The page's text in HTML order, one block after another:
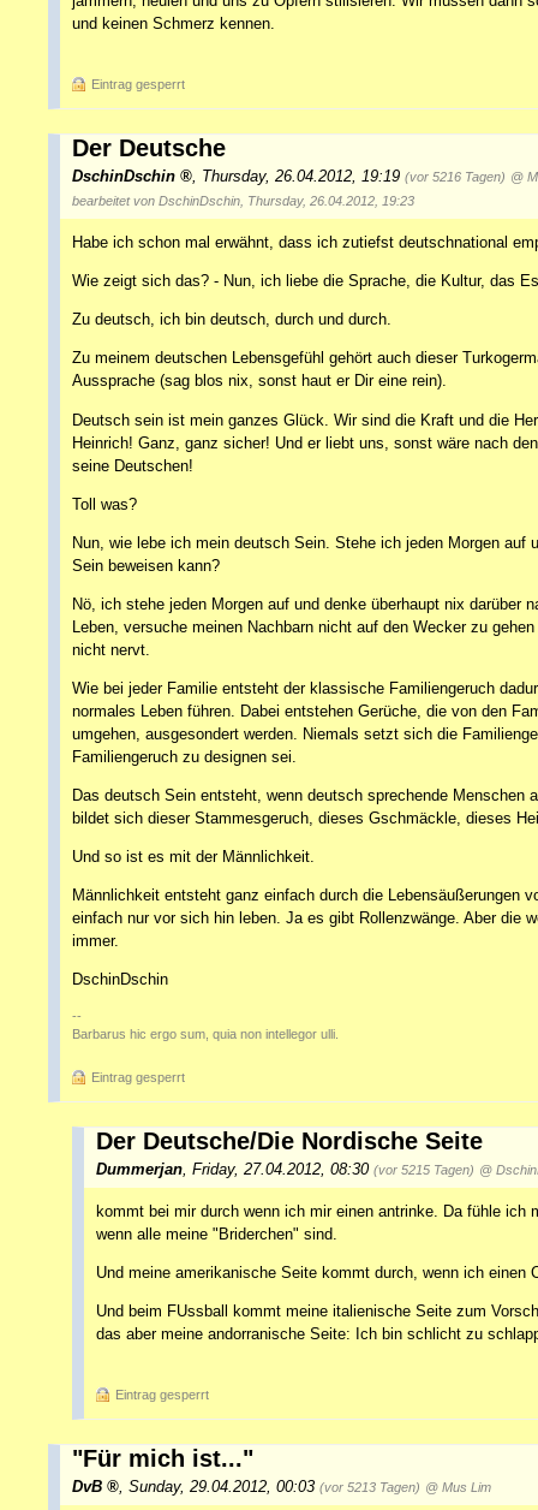
und keinen Schmerz kennen.
Eintrag gesperrt
Der Deutsche
DschinDschin , Thursday, 26.04.2012, 19:19 (vor 5216 Tagen) @
bearbeitet von DschinDschin, Thursday, 26.04.2012, 19:23
Habe ich schon mal erwähnt, dass ich zutiefst deutschnational
Wie zeigt sich das? - Nun, ich liebe die Sprache, die Kultur, das
Zu deutsch, ich bin deutsch, durch und durch.
Zu meinem deutschen Lebensgefühl gehört auch dieser
Aussprache (sag blos nix, sonst haut er Dir eine rein).
Deutsch sein ist mein ganzes Glück. Wir sind die Kraft und die
Heinrich! Ganz, ganz sicher! Und er liebt uns, sonst wäre nach
seine Deutschen!
Toll was?
Nun, wie lebe ich mein deutsch Sein. Stehe ich jeden Morgen
Sein beweisen kann?
Nö, ich stehe jeden Morgen auf und denke überhaupt nix
Leben, versuche meinen Nachbarn nicht auf den Wecker zu
nicht nervt.
Wie bei jeder Familie entsteht der klassische Familiengeruch
normales Leben führen. Dabei entstehen Gerüche, die von den
umgehen, ausgesondert werden. Niemals setzt sich die
Familiengeruch zu designen sei.
Das deutsch Sein entsteht, wenn deutsch sprechende
bildet sich dieser Stammesgeruch, dieses Gschmäckle, dieses
Und so ist es mit der Männlichkeit.
Männlichkeit entsteht ganz einfach durch die Lebensäußerungen
einfach nur vor sich hin leben. Ja es gibt Rollenzwänge. Aber die
immer.
DschinDschin
--
Barbarus hic ergo sum, quia non intellegor ulli.
Eintrag gesperrt
Der Deutsche/Die Nordische Seite
Dummerjan Friday, 27.04.2012, 08:30 (vor 5215 Tagen) @
kommt bei mir durch wenn ich mir einen antrinke. Da fühle
wenn alle meine "Briderchen" sind.
Und meine amerikanische Seite kommt durch, wenn ich einen
Und beim FUssball kommt meine italienische Seite zum
das aber meine andorranische Seite: Ich bin schlicht zu
Eintrag gesperrt
"Für mich ist..."
DvB Sunday, 29.04.2012, 00:03 (vor 5213 Tagen) @ Mus Lim